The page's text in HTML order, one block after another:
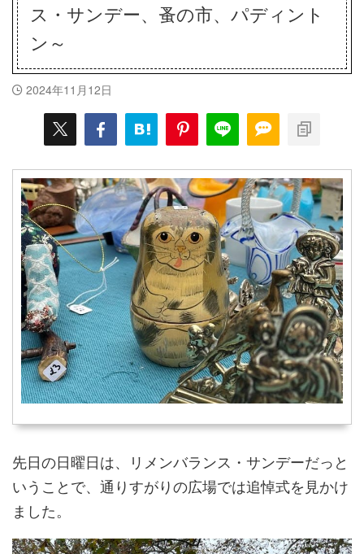
ス・サンデー、蚤の市、パディント
ン～
2024年11月12日
先日の日曜日は、リメンバランス・サンデーだっと
いうことで、通りすがりの広場では追悼式を見かけ
ました。